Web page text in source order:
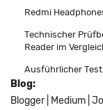
Redmi
Technischer
Reader im
Ausführlicher
Blog:
Blogger
Medium